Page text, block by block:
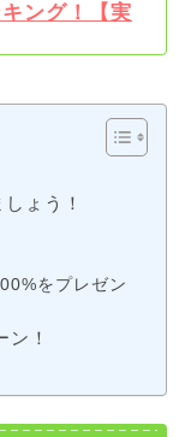
ング！【実
ょう！
をプレゼン
！